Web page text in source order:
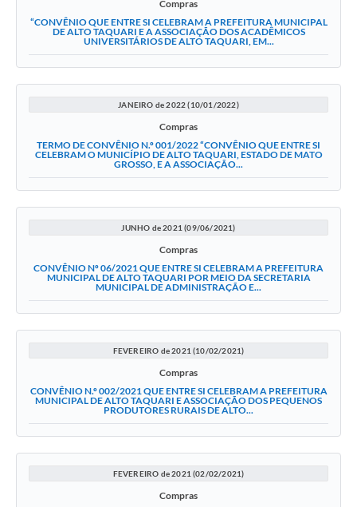
Compras
“CONVÊNIO QUE ENTRE SI CELEBRAM A PREFEITURA MUNICIPAL
DE ALTO TAQUARI E A ASSOCIAÇÃO DOS ACADÊMICOS
UNIVERSITÁRIOS DE ALTO TAQUARI, EM...
JANEIRO de 2022 (10/01/2022)
Compras
TERMO DE CONVÊNIO N.º 001/2022 “CONVÊNIO QUE ENTRE SI
CELEBRAM O MUNICÍPIO DE ALTO TAQUARI, ESTADO DE MATO
GROSSO, E A ASSOCIAÇÃO...
JUNHO de 2021 (09/06/2021)
Compras
CONVÊNIO Nº 06/2021 QUE ENTRE SI CELEBRAM A PREFEITURA
MUNICIPAL DE ALTO TAQUARI POR MEIO DA SECRETARIA
MUNICIPAL DE ADMINISTRAÇÃO E...
FEVEREIRO de 2021 (10/02/2021)
Compras
CONVÊNIO N.º 002/2021 QUE ENTRE SI CELEBRAM A PREFEITURA
MUNICIPAL DE ALTO TAQUARI E ASSOCIAÇÃO DOS PEQUENOS
PRODUTORES RURAIS DE ALTO...
FEVEREIRO de 2021 (02/02/2021)
Compras